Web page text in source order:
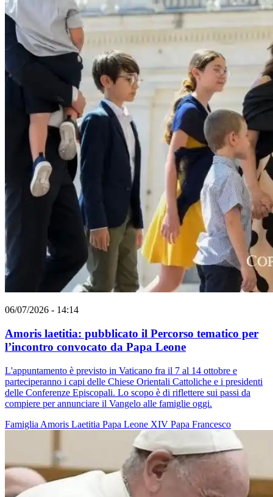
06/07/2026 - 14:14
Amoris laetitia: pubblicato il Percorso tematico per
l’incontro convocato da Papa Leone
L'appuntamento è previsto in Vaticano fra il 7 al 14 ottobre e
parteciperanno i capi delle Chiese Orientali Cattoliche e i presidenti
delle Conferenze Episcopali. Lo scopo è di riflettere sui passi da
compiere per annunciare il Vangelo alle famiglie oggi.
Famiglia Amoris Laetitia Papa Leone XIV Papa Francesco